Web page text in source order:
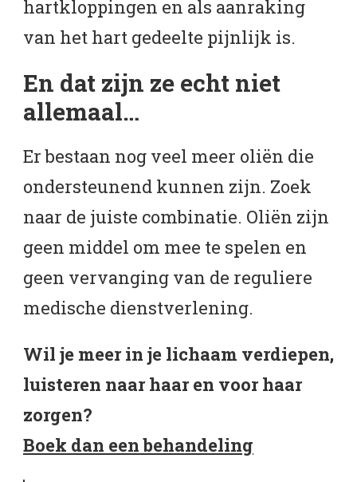
hartkloppingen en als aanraking
van het hart gedeelte pijnlijk is.
En dat zijn ze echt niet
allemaal…
Er bestaan nog veel meer oliën die
ondersteunend kunnen zijn. Zoek
naar de juiste combinatie. Oliën zijn
geen middel om mee te spelen en
geen vervanging van de reguliere
medische dienstverlening.
Wil je meer in je lichaam verdiepen,
luisteren naar haar en voor haar
zorgen?
Boek dan een behandeling